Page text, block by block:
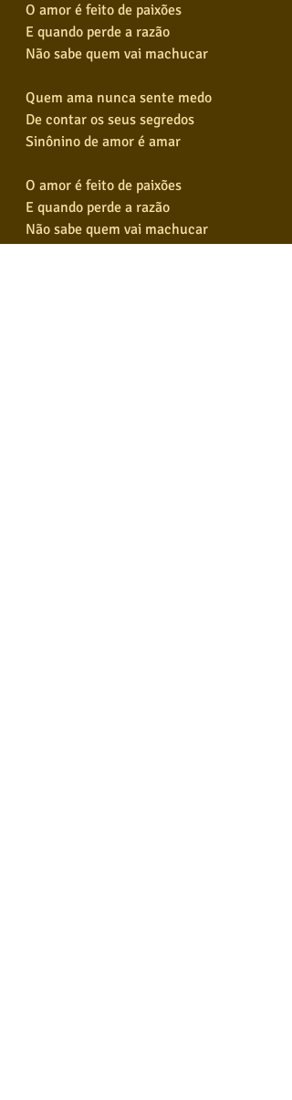
O amor é feito de paixões
E quando perde a razão
Não sabe quem vai machucar
Quem ama nunca sente medo
De contar os seus segredos
Sinônino de amor é amar
O amor é feito de paixões
E quando perde a razão
Não sabe quem vai machucar